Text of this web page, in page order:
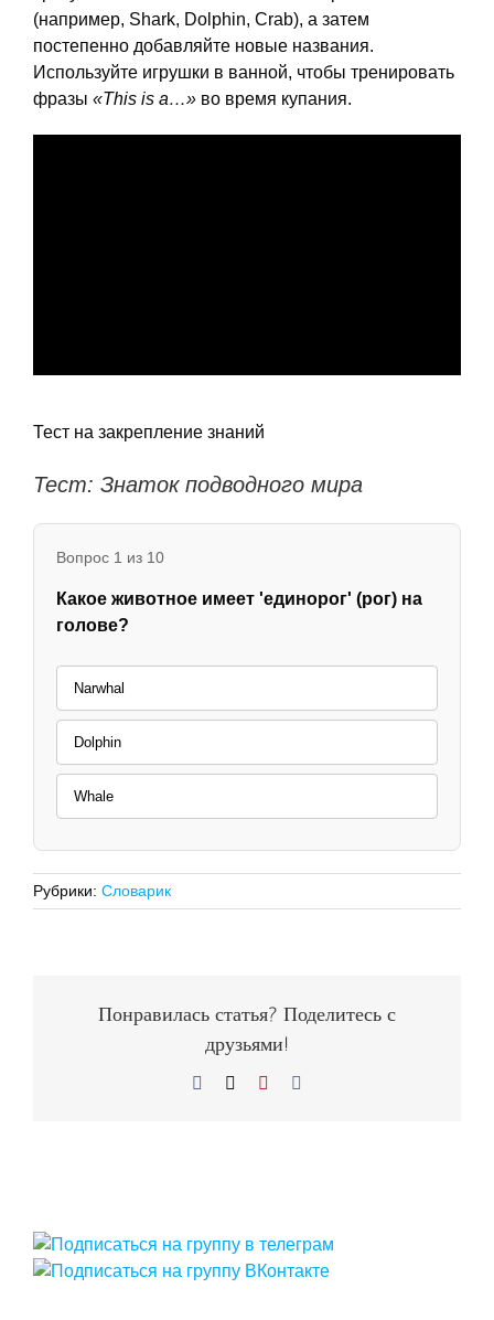
(например, Shark, Dolphin, Crab), а затем
постепенно добавляйте новые названия.
Используйте игрушки в ванной, чтобы тренировать
фразы «This is a…» во время купания.
Тест на закрепление знаний
Тест: Знаток подводного мира
Вопрос 1 из 10
Какое животное имеет 'единорог' (рог) на
голове?
Narwhal
Dolphin
Whale
Рубрики: Словарик
Понравилась статья? Поделитесь с
друзьями!
Facebook Pinterest